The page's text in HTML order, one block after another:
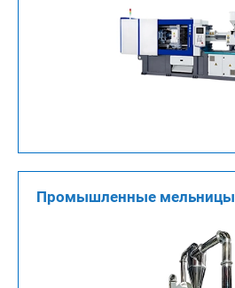
Промышленные мельницы